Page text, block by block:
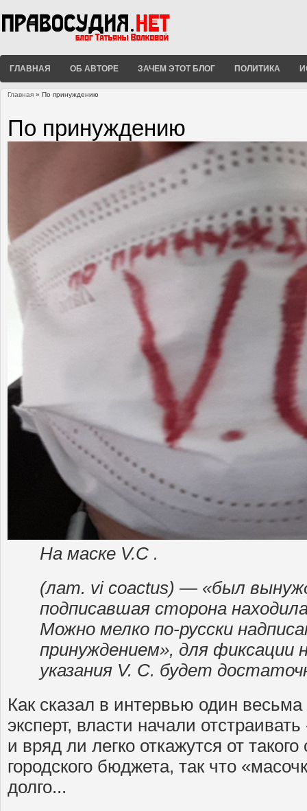
ГЛАВНАЯ ОБ АВТОРЕ ЗАЧЕМ ЭТОТ БЛОГ ПОЛИТИКА
Главная » По принуждению
По принуждению
На маске V.C .
(лат. vi coactus) — «был
подписавшая сторона
Можно мелко по-русски
принуждением», для фиксации
указания V. C. будет
Как сказал в интервью один
эксперт, власти начали
и вряд ли легко откажутся от
городского бюджета, так что
долго...